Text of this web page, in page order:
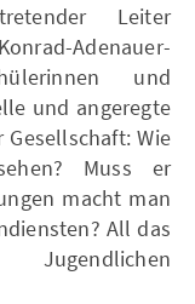
Leiter
Adenauer-
und
und angeregte
Wie
Muss er
macht man
All das